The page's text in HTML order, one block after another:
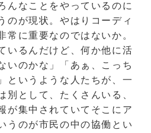
んなことをやっているのに
のが現状。やはりコーディ
常に重要なのではないか。
いるんだけど、何か他に活
いのかな」「あぁ、こっち
というような人たちが、一
別として、たくさんいる、
が集中されていてそこにア
うのが市民の中の協働とい